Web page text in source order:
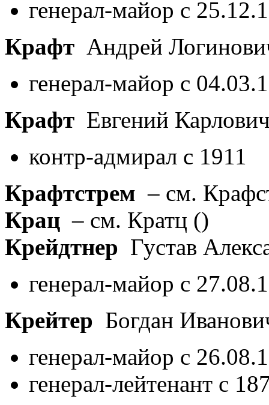
генерал-майор с
Крафт Андрей
генерал-майор с
Крафт Евгений
контр-адмирал с 1911
Крафтстрем – см.
Крац – см. Кратц ()
Крейдтнер Густав
генерал-майор с
Крейтер Богдан
генерал-майор с
генерал-лейтенант с